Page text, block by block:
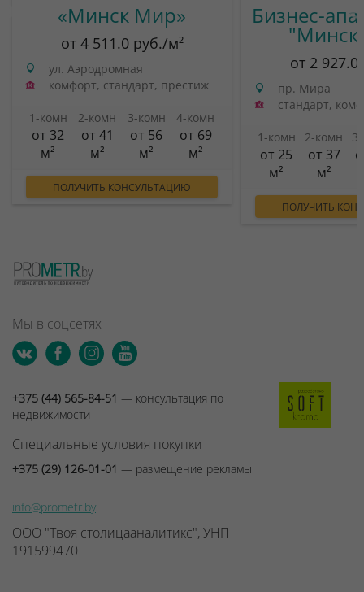
«Минск Мир»
от 4 511.0 руб./м²
ул. Аэродромная
комфорт, стандарт, престиж
1-комн
от 32
м²
2-комн
от 41
м²
3-комн
от 56
м²
4-комн
от 69
м²
ПОЛУЧИТЬ КОНСУЛЬТАЦИЮ
Бизнес-
от 2
пр. Мира
стандарт,
1-комн
от 25
м²
2-комн
от 37
м²
ПОЛУЧИТЬ
Мы в соцсетях
+375 (44) 565-84-51 — консультация по
недвижимости
Специальные условия покупки
+375 (29) 126-01-01 — размещение рекламы
info@prometr.by
ООО "Твоя столицааналитикс", УНП
191599470